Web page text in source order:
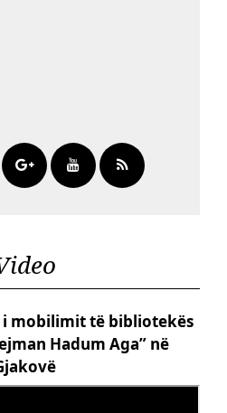
mobilimit të bibliotekës
Hadum Aga” në